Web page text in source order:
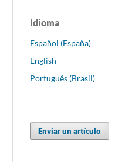
Idioma
Español (España)
English
Português (Brasil)
Enviar un artículo